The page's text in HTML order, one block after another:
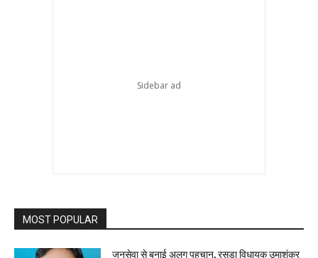
MOST POPULAR
जनसेवा से बनाई अलग पहचान, रसड़ा विधायक उमाशंकर